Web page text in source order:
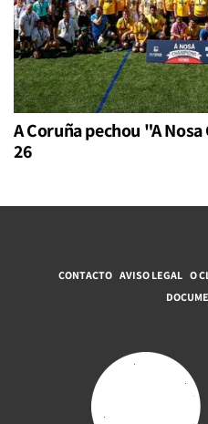
A Coruña pechou "A
26
CONTACTO AVISO LEGAL O